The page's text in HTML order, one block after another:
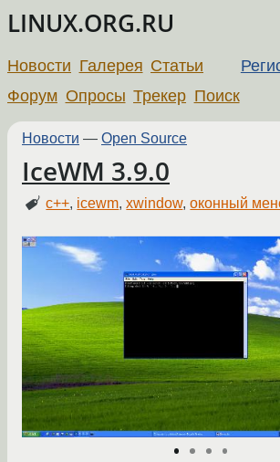
LINUX.ORG.RU
Новости Галерея Статьи
Форум Опросы Трекер Поиск
Новости — Open Source
IceWM 3.9.0
c++, icewm,xwindow,оконный